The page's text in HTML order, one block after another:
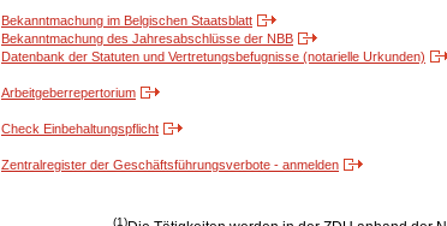
Bekanntmachung im Belgischen Staatsblatt
Bekanntmachung des Jahresabschlüsse der NBB
Datenbank der Statuten und Vertretungsbefugnisse (notarielle Urkunden)
Arbeitgeberrepertorium
Check Einbehaltungspflicht
Zentralregister der Geschäftsführungsverbote - anmelden
(1)